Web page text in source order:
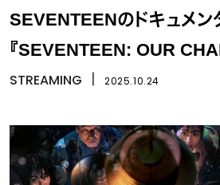
SEVENTEENのドキュメン
『SEVENTEEN: OUR
Disney+で配信
STREAMING 2025.10.24